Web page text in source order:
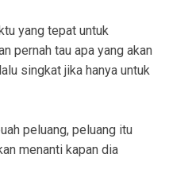
yang tepat untuk
pernah tau apa yang akan
singkat jika hanya untuk
peluang, peluang itu
menanti kapan dia